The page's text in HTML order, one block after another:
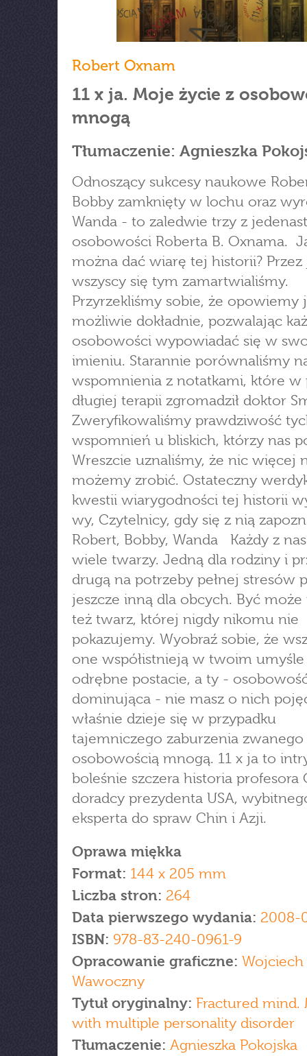
Robert Oxnam
11 x ja. Moje życie z
mnogą
Tłumaczenie: Agnieszka
Odnoszący sukcesy naukowe
Bobby zamknięty w lochu oraz
Wanda - to zaledwie trzy z
osobowości Roberta B. Oxnama.
można dać wiarę tej historii? Przez
wszyscy się tym zamartwialiśmy.
Przyrzekliśmy sobie, że opowiemy
możliwie dokładnie, pozwalając
osobowości wypowiadać się w
imieniu. Starannie porównaliśmy
wspomnienia z notatkami, które w
długiej terapii zgromadził doktor
Zweryfikowaliśmy prawdziwość
wspomnień u bliskich, którzy nas
Wreszcie uznaliśmy, że nic więcej
możemy zrobić. Ostateczny
kwestii wiarygodności tej historii
wy, Czytelnicy, gdy się z nią
Robert, Bobby, Wanda Każdy z
wiele twarzy. Jedną dla rodziny i
drugą na potrzeby pełnej stresów
jeszcze inną dla obcych. Być
też twarz, której nigdy nikomu nie
pokazujemy. Wyobraź sobie, że
one współistnieją w twoim
odrębne postacie, a ty -
dominująca - nie masz o nich
właśnie dzieje się w przypadku
tajemniczego zaburzenia zwanego
osobowością mnogą. 11 x ja to
boleśnie szczera historia profesora
doradcy prezydenta USA,
eksperta do spraw Chin i Azji.
Oprawa miękka
Format: 144 x 205 mm
Liczba stron: 264
Data pierwszego wydania: 2008-
ISBN: 978-83-240-0961-9
Opracowanie graficzne: Wojciech
Wawoczny
Tytuł oryginalny: Fractured mind.
with multiple personality disorder
Tłumaczenie: Agnieszka Pokojska